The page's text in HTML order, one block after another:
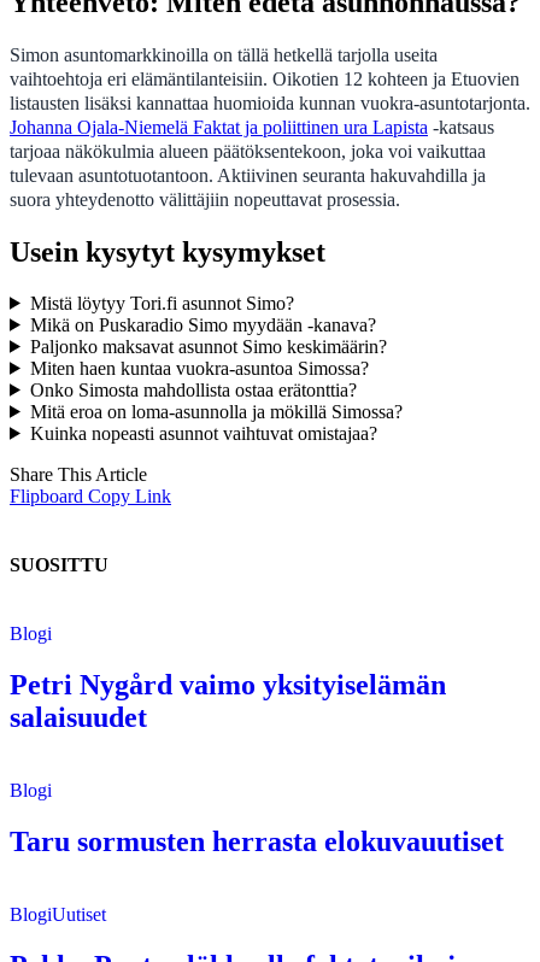
Simon asuntomarkkinoilla on tällä hetkellä tarjolla useita
vaihtoehtoja eri elämäntilanteisiin. Oikotien 12 kohteen ja Etuovien
listausten lisäksi kannattaa huomioida kunnan vuokra-asuntotarjonta.
Johanna Ojala-Niemelä Faktat ja poliittinen ura Lapista -katsaus
tarjoaa näkökulmia alueen päätöksentekoon, joka voi vaikuttaa
tulevaan asuntotuotantoon. Aktiivinen seuranta hakuvahdilla ja
suora yhteydenotto välittäjiin nopeuttavat prosessia.
Usein kysytyt kysymykset
Mistä löytyy Tori.fi asunnot Simo?
Mikä on Puskaradio Simo myydään -kanava?
Paljonko maksavat asunnot Simo keskimäärin?
Miten haen kuntaa vuokra-asuntoa Simossa?
Onko Simosta mahdollista ostaa erätonttia?
Mitä eroa on loma-asunnolla ja mökillä Simossa?
Kuinka nopeasti asunnot vaihtuvat omistajaa?
Share This Article
Flipboard Copy Link
SUOSITTU
Blogi
Petri Nygård vaimo yksityiselämän
salaisuudet
Blogi
Taru sormusten herrasta elokuvauutiset
BlogiUutiset